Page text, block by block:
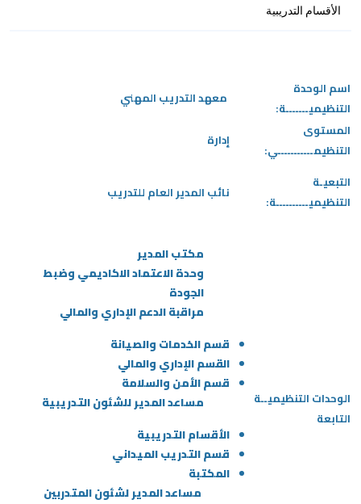
الأقسام التدريبية
اسم الوحدة
التنظيميـــــــة:
معهد التدريب المهني
المستوى
التنظيمـــــــــــي:
إدارة
التبعيـة
التنظيميــــــــــة:
نائب المدير العام للتدريب
الوحدات التنظيميــة
التابعة
مكتب المدير
وحدة الاعتماد الاكاديمي وضبط
الجودة
مراقبة الدعم الإداري والمالي
قسم الخدمات والصيانة
القسم الإداري والمالي
قسم الأمن والسلامة
مساعد المدير للشئون التدريبية
الأقسام التدريبية
قسم التدريب الميداني
المكتبة
مساعد المدير لشئون المتدربين